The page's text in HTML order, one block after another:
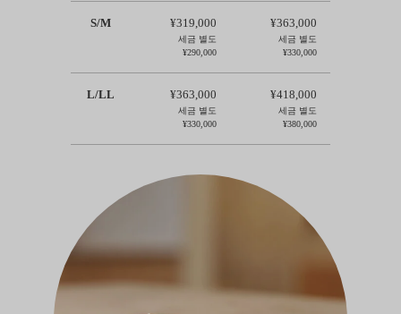
S/M ¥319,000
세금 별도
¥290,000
¥363,000
세금 별도
¥330,000
L/LL ¥363,000
세금 별도
¥330,000
¥418,000
세금 별도
¥380,000